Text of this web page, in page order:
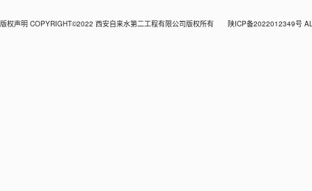
版权声明 COPYRIGHT©2022 西安自来水第二工程有限公司版权所有 陕ICP备2022012349号